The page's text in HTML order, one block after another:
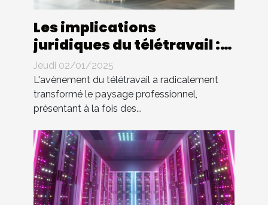
Les implications
juridiques du télétravail :
droits et devoirs des
employés
Jeudi 02/01/2025
L'avènement du télétravail a radicalement
transformé le paysage professionnel,
présentant à la fois des...